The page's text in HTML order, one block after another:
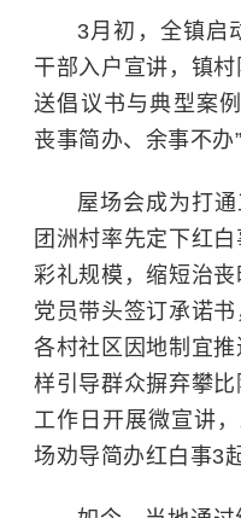
3月初，全镇启
干部入户宣讲，镇
送倡议书与典型案
丧事简办、余事不办
屋场会成为打通
团洲村率先定下红
彩礼规模，缩短治
党员带头签订承诺
各村社区因地制宜
样引导群众摒弃攀
工作日开展微宣讲
场劝导简办红白事3起